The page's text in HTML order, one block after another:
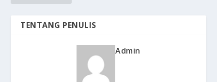
TENTANG PENULIS
Admin